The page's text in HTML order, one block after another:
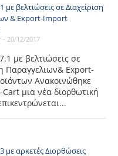
με βελτιώσεις σε Διαχείριση
& Export-Import
- 20/12/2017
με βελτιώσεις σε
Παραγγελιων& Export-
Ανακοινώθηκε
μια νέα διορθωτική
με αρκετές Διορθώσεις